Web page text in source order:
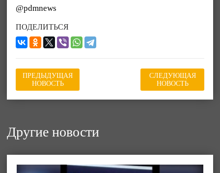
@pdmnews
ПОДЕЛИТЬСЯ
ПРЕДЫДУЩАЯ
НОВОСТЬ
СЛЕДУЮЩАЯ
НОВОСТЬ
Другие новости